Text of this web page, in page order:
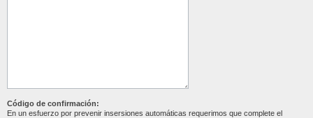
Código de confirmación:
En un esfuerzo por prevenir insersiones automáticas requerimos que complete el